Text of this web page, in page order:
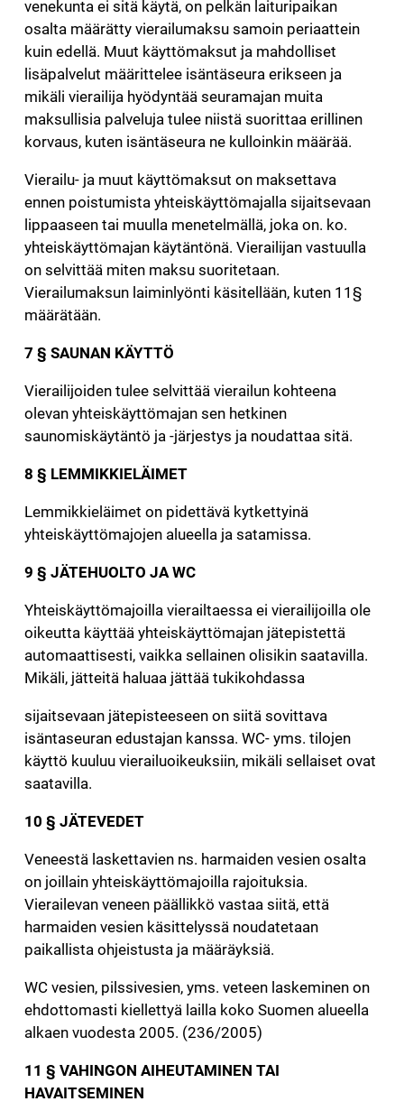
venekunta ei sitä käytä, on pelkän laituripaikan
osalta määrätty vierailumaksu samoin periaattein
kuin edellä. Muut käyttömaksut ja mahdolliset
lisäpalvelut määrittelee isäntäseura erikseen ja
mikäli vierailija hyödyntää seuramajan muita
maksullisia palveluja tulee niistä suorittaa erillinen
korvaus, kuten isäntäseura ne kulloinkin määrää.
Vierailu- ja muut käyttömaksut on maksettava
ennen poistumista yhteiskäyttömajalla sijaitsevaan
lippaaseen tai muulla menetelmällä, joka on. ko.
yhteiskäyttömajan käytäntönä. Vierailijan vastuulla
on selvittää miten maksu suoritetaan.
Vierailumaksun laiminlyönti käsitellään, kuten 11§
määrätään.
7 § SAUNAN KÄYTTÖ
Vierailijoiden tulee selvittää vierailun kohteena
olevan yhteiskäyttömajan sen hetkinen
saunomiskäytäntö ja -järjestys ja noudattaa sitä.
8 § LEMMIKKIELÄIMET
Lemmikkieläimet on pidettävä kytkettyinä
yhteiskäyttömajojen alueella ja satamissa.
9 § JÄTEHUOLTO JA WC
Yhteiskäyttömajoilla vierailtaessa ei vierailijoilla ole
oikeutta käyttää yhteiskäyttömajan jätepistettä
automaattisesti, vaikka sellainen olisikin saatavilla.
Mikäli, jätteitä haluaa jättää tukikohdassa
sijaitsevaan jätepisteeseen on siitä sovittava
isäntaseuran edustajan kanssa. WC- yms. tilojen
käyttö kuuluu vierailuoikeuksiin, mikäli sellaiset ovat
saatavilla.
10 § JÄTEVEDET
Veneestä laskettavien ns. harmaiden vesien osalta
on joillain yhteiskäyttömajoilla rajoituksia.
Vierailevan veneen päällikkö vastaa siitä, että
harmaiden vesien käsittelyssä noudatetaan
paikallista ohjeistusta ja määräyksiä.
WC vesien, pilssivesien, yms. veteen laskeminen on
ehdottomasti kiellettyä lailla koko Suomen alueella
alkaen vuodesta 2005. (236/2005)
11 § VAHINGON AIHEUTAMINEN TAI
HAVAITSEMINEN